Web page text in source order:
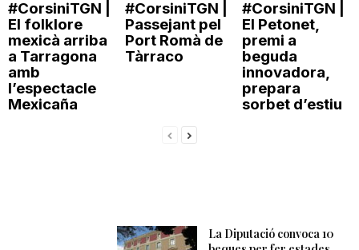
#CorsiniTGN |
El folklore
mexicà arriba
a Tarragona
amb
l’espectacle
Mexicaña
#CorsiniTGN |
Passejant pel
Port Romà de
Tàrraco
#CorsiniTGN |
El Petonet,
premi a
beguda
innovadora,
prepara
sorbet d’estiu